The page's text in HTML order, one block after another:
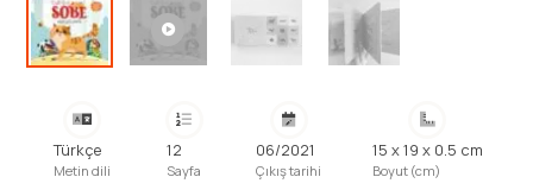
Türkçe
Metin dili
12
Sayfa
06/2021
Çıkış tarihi
15 x 19 x 0.5 cm
Boyut (cm)